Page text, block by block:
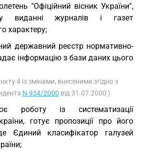
"Офіційний вісник України",
виданні журналів і газет
характеру;
державний реєстр нормативно-
інформацію з бази даних цього
4 із змінами, внесеними згідно з
N 934/2000 від 31.07.2000 )
роботу із систематизації
готує пропозиції про його
Єдиний класифікатор галузей